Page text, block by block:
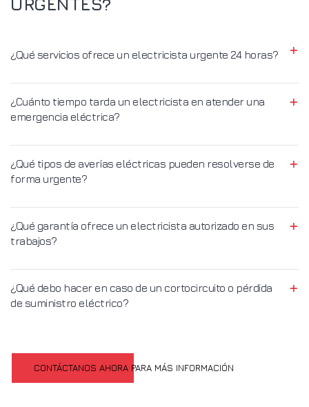
¿Qué servicios ofrece un electricista urgente 24 horas?
¿Cuánto tiempo tarda un electricista en atender una
emergencia eléctrica?
¿Qué tipos de averías eléctricas pueden resolverse de
forma urgente?
¿Qué garantía ofrece un electricista autorizado en sus
trabajos?
¿Qué debo hacer en caso de un cortocircuito o pérdida
de suministro eléctrico?
CONTÁCTANOS AHORA PARA MÁS INFORMACIÓN